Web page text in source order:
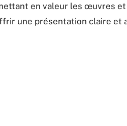
en valeur les œuvres
une présentation claire et